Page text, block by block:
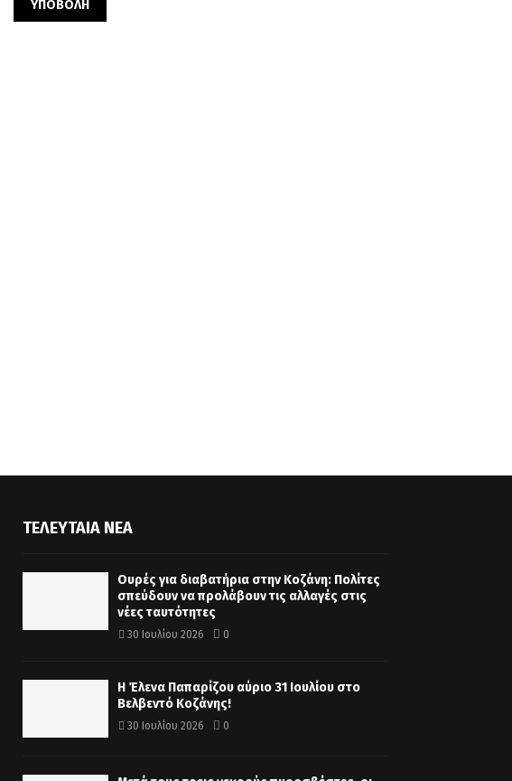
ΤΕΛΕΥΤΑΊΑ ΝΈΑ
Ουρές για διαβατήρια στην Κοζάνη: Πολίτες
σπεύδουν να προλάβουν τις αλλαγές στις
νέες ταυτότητες
30 Ιουλίου 2026 0
Η Έλενα Παπαρίζου αύριο 31 Ιουλίου στο
Βελβεντό Κοζάνης!
30 Ιουλίου 2026 0